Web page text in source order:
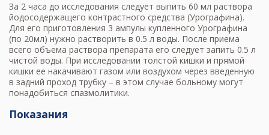
За 2 часа до исследования следует выпить 60 мл раствора
йодосодержащего контрастного средства (Урографина).
Для его приготовления 3 ампулы купленного Урографина
(по 20мл) нужно растворить в 0.5 л воды. После приема
всего объема раствора препарата его следует запить 0.5 л
чистой воды. При исследовании толстой кишки и прямой
кишки ее накачивают газом или воздухом через введенную
в задний проход трубку – в этом случае больному могут
понадобиться спазмолитики.
Показания